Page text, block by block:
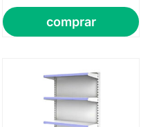
comprar